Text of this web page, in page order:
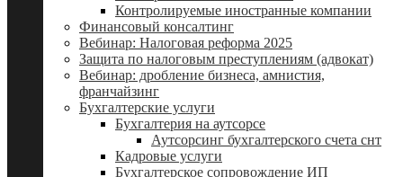
Контролируемые иностранные компании
Финансовый консалтинг
Вебинар: Налоговая реформа 2025
Защита по налоговым преступлениям (адвокат)
Вебинар: дробление бизнеса, амнистия,
франчайзинг
Бухгалтерские услуги
Бухгалтерия на аутсорсе
Аутсорсинг бухгалтерского счета снт
Кадровые услуги
Бухгалтерское сопровождение ИП